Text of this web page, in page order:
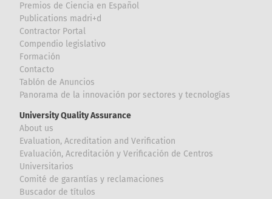
Premios de Ciencia en Español
Publications madri+d
Contractor Portal
Compendio legislativo
Formación
Contacto
Tablón de Anuncios
Panorama de la innovación por sectores y tecnologías
University Quality Assurance
About us
Evaluation, Acreditation and Verification
Evaluación, Acreditación y Verificación de Centros
Universitarios
Comité de garantías y reclamaciones
Buscador de títulos